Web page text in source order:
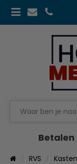
RVS Kasten